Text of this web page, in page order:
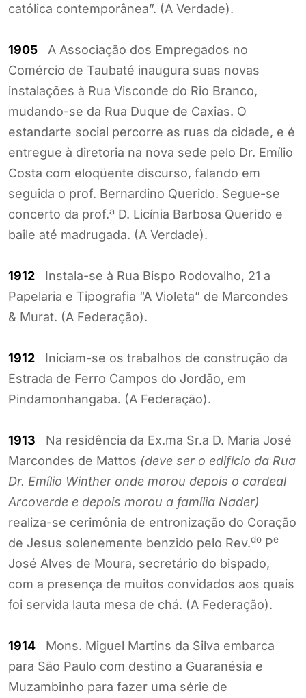
católica contemporânea”. (A Verdade).
1905 A Associação dos Empregados no
Comércio de Taubaté inaugura suas novas
instalações à Rua Visconde do Rio Branco,
mudando-se da Rua Duque de Caxias. O
estandarte social percorre as ruas da cidade, e é
entregue à diretoria na nova sede pelo Dr. Emílio
Costa com eloqüente discurso, falando em
seguida o prof. Bernardino Querido. Segue-se
concerto da prof.ª D. Licínia Barbosa Querido e
baile até madrugada. (A Verdade).
1912 Instala-se à Rua Bispo Rodovalho, 21 a
Papelaria e Tipografia “A Violeta” de Marcondes
& Murat. (A Federação).
1912 Iniciam-se os trabalhos de construção da
Estrada de Ferro Campos do Jordão, em
Pindamonhangaba. (A Federação).
1913 Na residência da Ex.ma Sr.a D. Maria José
Marcondes de Mattos (deve ser o edifício da Rua
Dr. Emílio Winther onde morou depois o cardeal
Arcoverde e depois morou a família Nader)
realiza-se cerimônia de entronização do Coração
de Jesus solenemente benzido pelo Rev.do Pe
José Alves de Moura, secretário do bispado,
com a presença de muitos convidados aos quais
foi servida lauta mesa de chá. (A Federação).
1914 Mons. Miguel Martins da Silva embarca
para São Paulo com destino a Guaranésia e
Muzambinho para fazer uma série de